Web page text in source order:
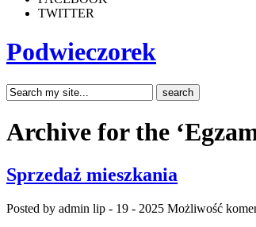
TWITTER
Podwieczorek
Archive for the
Sprzedaż mieszkania
Posted by admin lip - 19 - 2025 Możliwość